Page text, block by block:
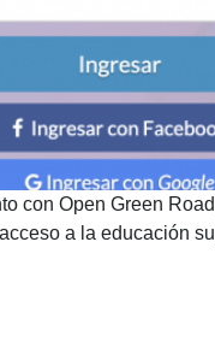
con Open Green
a la educación